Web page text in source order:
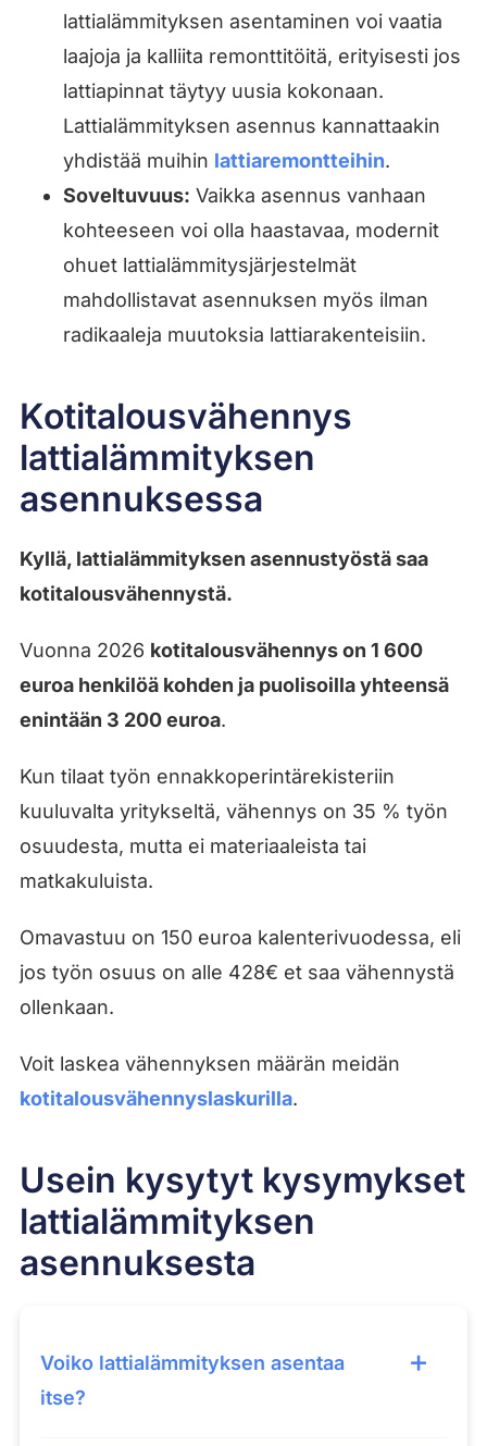
lattialämmityksen asentaminen voi vaatia
laajoja ja kalliita remonttitöitä, erityisesti jos
lattiapinnat täytyy uusia kokonaan.
Lattialämmityksen asennus kannattaakin
yhdistää muihin lattiaremontteihin.
Soveltuvuus: Vaikka asennus vanhaan
kohteeseen voi olla haastavaa, modernit
ohuet lattialämmitysjärjestelmät
mahdollistavat asennuksen myös ilman
radikaaleja muutoksia lattiarakenteisiin.
Kotitalousvähennys
lattialämmityksen
asennuksessa
Kyllä, lattialämmityksen asennustyöstä saa
kotitalousvähennystä.
Vuonna 2026 kotitalousvähennys on 1 600
euroa henkilöä kohden ja puolisoilla yhteensä
enintään 3 200 euroa.
Kun tilaat työn ennakkoperintärekisteriin
kuuluvalta yritykseltä, vähennys on 35 % työn
osuudesta, mutta ei materiaaleista tai
matkakuluista.
Omavastuu on 150 euroa kalenterivuodessa, eli
jos työn osuus on alle 428€ et saa vähennystä
ollenkaan.
Voit laskea vähennyksen määrän meidän
kotitalousvähennyslaskurilla.
Usein kysytyt kysymykset
lattialämmityksen
asennuksesta
Voiko lattialämmityksen asentaa
itse?